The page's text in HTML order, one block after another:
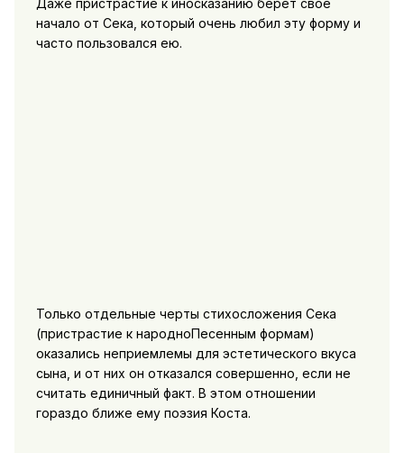
начало от Сека, который очень любил эту форму и
часто пользовался ею.
Только отдельные черты стихосложения Сека
(пристрастие к народноПесенным формам)
оказались неприемлемы для эстетического вкуса
сына, и от них он отказался совершенно, если не
считать единичный факт. В этом отношении
гораздо ближе ему поэзия Коста.